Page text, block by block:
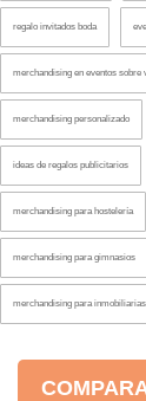
regalo invitados boda
merchandising en eventos sobre
merchandising personalizado
ideas de regalos publicitarios
merchandising para hostelería
merchandising para gimnasios
merchandising para inmobiliarias